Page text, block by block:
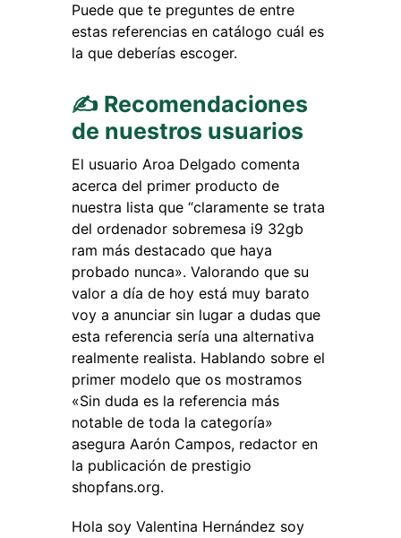
Puede que te preguntes de entre
estas referencias en catálogo cuál es
la que deberías escoger.
✍ Recomendaciones
de nuestros usuarios
El usuario Aroa Delgado comenta
acerca del primer producto de
nuestra lista que “claramente se trata
del ordenador sobremesa i9 32gb
ram más destacado que haya
probado nunca». Valorando que su
valor a día de hoy está muy barato
voy a anunciar sin lugar a dudas que
esta referencia sería una alternativa
realmente realista. Hablando sobre el
primer modelo que os mostramos
«Sin duda es la referencia más
notable de toda la categoría»
asegura Aarón Campos, redactor en
la publicación de prestigio
shopfans.org.
Hola soy Valentina Hernández soy